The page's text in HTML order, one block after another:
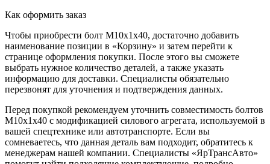
Как оформить заказ
Чтобы приобрести болт М10х1х40, достаточно добавить
наименование позиции в «Корзину» и затем перейти к
странице оформления покупки. После этого вы сможете
выбрать нужное количество деталей, а также указать
информацию для доставки. Специалисты обязательно
перезвонят для уточнения и подтверждения данных.
Перед покупкой рекомендуем уточнить совместимость болтов
М10х1х40 с модификацией силового агрегата, используемой в
вашей спецтехнике или автотранспорте. Если вы
сомневаетесь, что данная деталь вам подходит, обратитесь к
менеджерам нашей компании. Специалисты «ЯрТрансАвто»